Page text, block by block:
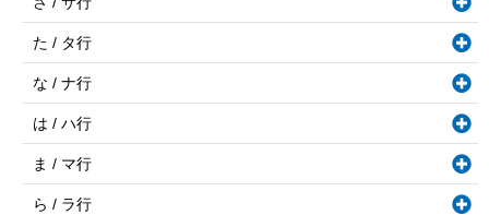
た / タ行
な / ナ行
は / ハ行
ま / マ行
ら / ラ行